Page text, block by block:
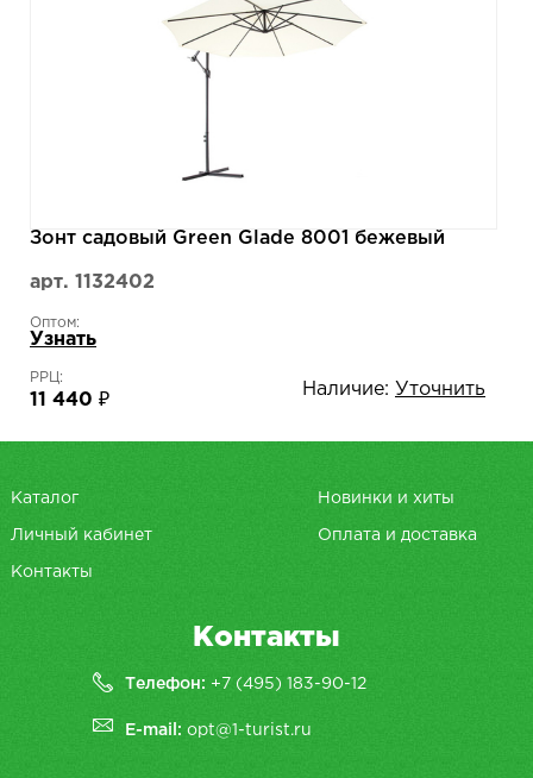
Зонт садовый Green Glade 8001 бежевый
арт. 1132402
Оптом:
Узнать
РРЦ:
11 440 ₽
Наличие: Уточнить
Каталог Новинки и хиты
Личный кабинет Оплата и доставка
Контакты
Контакты
Телефон: +7 (495) 183-90-12
E-mail:opt@1-turist.ru